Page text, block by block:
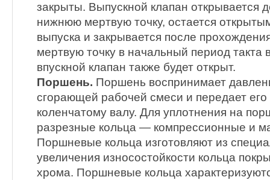
закрыты. Выпускной клапан открывается
нижнюю мертвую точку, остается
выпуска и закрывается после
мертвую точку в начальный период такта
впускной клапан также будет открыт.
Поршень. Поршень воспринимает
сгорающей рабочей смеси и передает
коленчатому валу. Для уплотнения на
разрезные кольца — компрессионные и
Поршневые кольца изготовляют из
увеличения износостойкости кольца
хрома. Поршневые кольца